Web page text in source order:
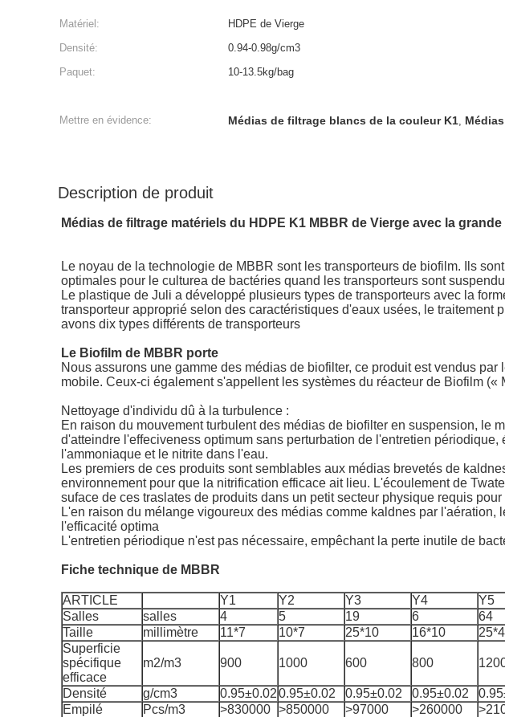
Matériel: HDPE de Vierge
Densité:
0.94-0.98g/cm3
Paquet:
10-13.5kg/bag
Mettre en évidence:
Médias de filtrage blancs de la couleur K1,
Description de produit
Médias de filtrage matériels du HDPE K1 MBBR de Vierge avec la
Le noyau de la technologie de MBBR sont les transporteurs de biofilm. Ils
optimales pour le culturea de bactéries quand les transporteurs sont
Le plastique de Juli a développé plusieurs types de transporteurs avec la
transporteur approprié selon des caractéristiques d'eaux usées, le
avons dix types différents de transporteurs
Le Biofilm de MBBR porte
Nous assurons une gamme des médias de biofilter, ce produit est vendus
mobile. Ceux-ci également s'appellent les systèmes du réacteur de Biofilm
Nettoyage d'individu dû à la turbulence :
En raison du mouvement turbulent des médias de biofilter en suspension, le
d'atteindre l'effeciveness optimum sans perturbation de l'entretien
l'ammoniaque et le nitrite dans l'eau.
Les premiers de ces produits sont semblables aux médias brevetés de
environnement pour que la nitrification efficace ait lieu. L'écoulement de
suface de ces traslates de produits dans un petit secteur physique requis
L'en raison du mélange vigoureux des médias comme kaldnes par
l'efficacité optima
L'entretien périodique n'est pas nécessaire, empêchant la perte inutile de
Fiche technique de MBBR
ARTICLE Y1 Y2 Y3 Y4
Y5
Salles
salles 4 5 19 6
64
Taille
millimètre 11*7 10*7 25*10 16*10
25*4
Superficie
spécifique
efficace
m2/m3 900 1000 600 800
Densité g/cm3 0.95±0.020.95±0.02 0.95±0.02 0.95±0.02
Empilé
Pcs/m3 >830000 >850000 >97000 >260000